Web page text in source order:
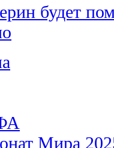
будет
Мира